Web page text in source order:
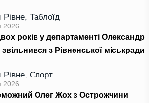
Рівне, Таблоїд
2026
років у департаменті Олександр
з Рівненської міськради
Рівне, Спорт
2026
Олег Жох з Острожчини